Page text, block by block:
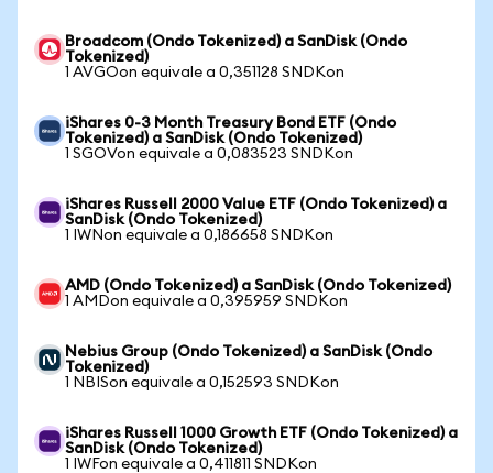
Broadcom (Ondo Tokenized) a SanDisk (Ondo
Tokenized)
1 AVGOon equivale a 0,351128 SNDKon
iShares 0-3 Month Treasury Bond ETF (Ondo
Tokenized) a SanDisk (Ondo Tokenized)
1 SGOVon equivale a 0,083523 SNDKon
iShares Russell 2000 Value ETF (Ondo Tokenized) a
SanDisk (Ondo Tokenized)
1 IWNon equivale a 0,186658 SNDKon
AMD (Ondo Tokenized) a SanDisk (Ondo Tokenized)
1 AMDon equivale a 0,395959 SNDKon
Nebius Group (Ondo Tokenized) a SanDisk (Ondo
Tokenized)
1 NBISon equivale a 0,152593 SNDKon
iShares Russell 1000 Growth ETF (Ondo Tokenized) a
SanDisk (Ondo Tokenized)
1 IWFon equivale a 0,411811 SNDKon